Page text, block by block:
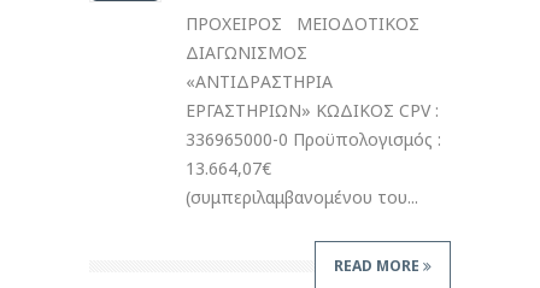
ΠΡΟΧΕΙΡΟΣ ΜΕΙΟΔΟΤΙΚΟΣ
ΔΙΑΓΩΝΙΣΜΟΣ
«ΑΝΤΙΔΡΑΣΤΗΡΙΑ
ΕΡΓΑΣΤΗΡΙΩΝ» ΚΩΔΙΚΟΣ CPV :
336965000-0 Προϋπολογισμός :
13.664,07€
(συμπεριλαμβανομένου του...
READ MORE